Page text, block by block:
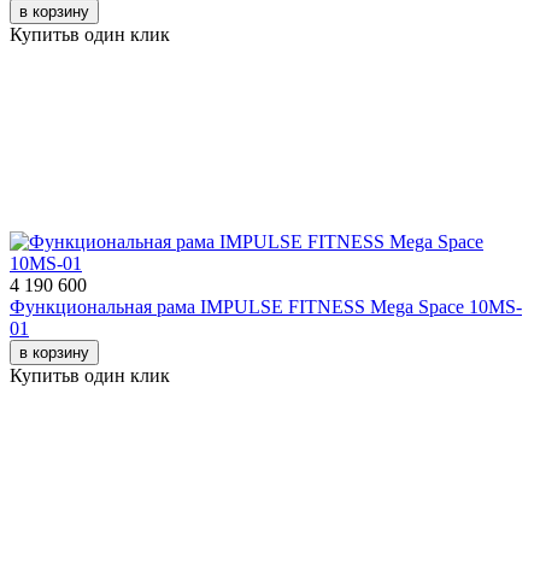
в корзину
Купитьв один клик
4 190 600
Функциональная рама IMPULSE FITNESS Mega Space 10MS-
01
в корзину
Купитьв один клик